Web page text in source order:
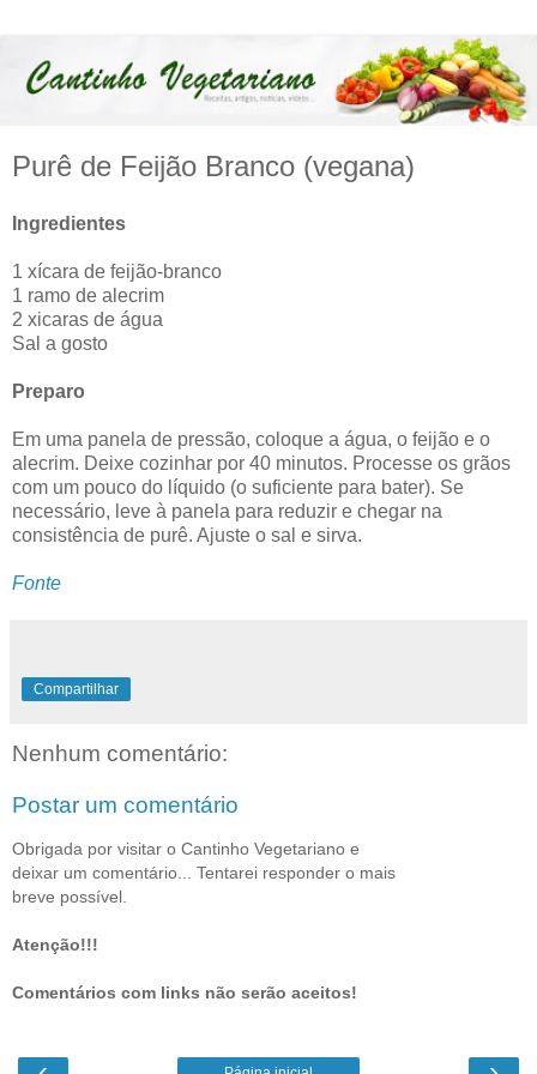
Purê de Feijão Branco (vegana)
Ingredientes
1 xícara de feijão-branco
1 ramo de alecrim
2 xicaras de água
Sal a gosto
Preparo
Em uma panela de pressão, coloque a água, o feijão e o
alecrim. Deixe cozinhar por 40 minutos. Processe os grãos
com um pouco do líquido (o suficiente para bater). Se
necessário, leve à panela para reduzir e chegar na
consistência de purê. Ajuste o sal e sirva.
Fonte
Compartilhar
Nenhum comentário:
Postar um comentário
Obrigada por visitar o Cantinho Vegetariano e
deixar um comentário... Tentarei responder o mais
breve possível.
Atenção!!!
Comentários com links não serão aceitos!